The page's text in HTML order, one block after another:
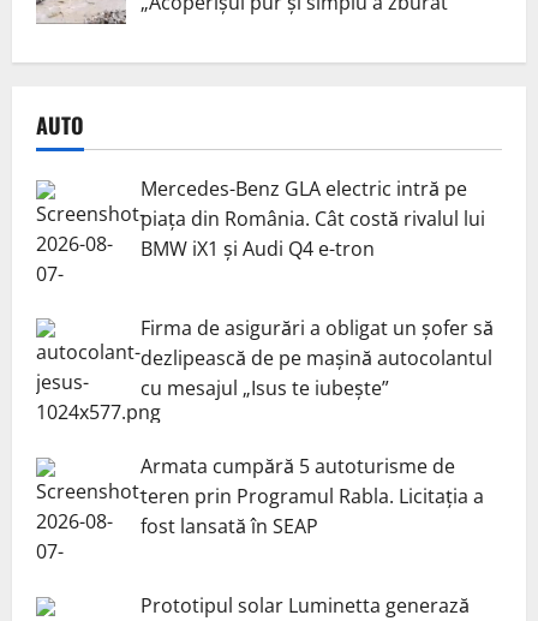
AUTO
Mercedes-Benz GLA electric intră pe
piața din România. Cât costă rivalul lui
BMW iX1 și Audi Q4 e-tron
Firma de asigurări a obligat un șofer să
dezlipească de pe mașină autocolantul
cu mesajul „Isus te iubește”
Armata cumpără 5 autoturisme de
teren prin Programul Rabla. Licitația a
fost lansată în SEAP
Prototipul solar Luminetta generază